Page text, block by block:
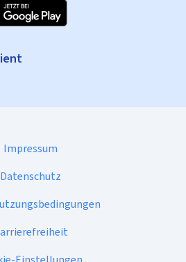
Impressum
Datenschutz